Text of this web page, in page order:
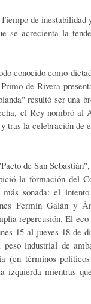
de inestabilidad
se acrecienta la
conocido como
de Rivera
resultó ser una
el Rey nombró
tras la celebración de
de San
la formación del
sonada: el
Fermín Galán y
repercusión. El
15 al jueves 18 de
industrial de
(en términos
izquierda mientras